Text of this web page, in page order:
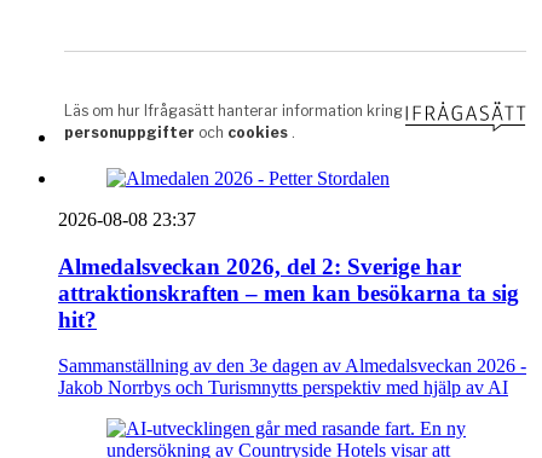
2026-08-08 23:37
Almedalsveckan 2026, del 2: Sverige har
attraktionskraften – men kan besökarna ta sig
hit?
Sammanställning av den 3e dagen av Almedalsveckan 2026 -
Jakob Norrbys och Turismnytts perspektiv med hjälp av AI